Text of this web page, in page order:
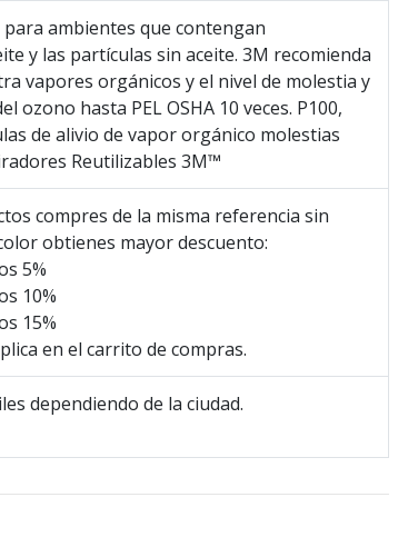
ambientes que contengan
y las partículas sin aceite. 3M recomienda
vapores orgánicos y el nivel de molestia y
ozono hasta PEL OSHA 10 veces. P100,
de alivio de vapor orgánico molestias
Reutilizables 3M™
compres de la misma referencia sin
obtienes mayor descuento:
5%
10%
15%
en el carrito de compras.
dependiendo de la ciudad.